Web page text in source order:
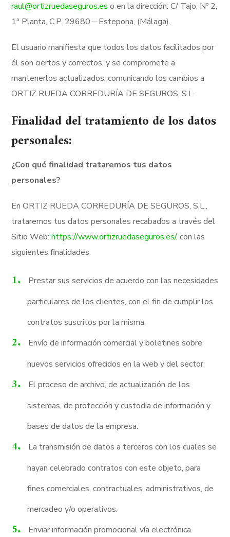
raul@ortizruedaseguros.es o en la dirección: C/ Tajo, Nº 2,
1ª Planta, C.P. 29680 – Estepona, (Málaga).
El usuario manifiesta que todos los datos facilitados por
él son ciertos y correctos, y se compromete a
mantenerlos actualizados, comunicando los cambios a
ORTIZ RUEDA CORREDURÍA DE SEGUROS, S.L.
Finalidad del tratamiento de los datos
personales:
¿Con qué finalidad trataremos tus datos
personales?
En ORTIZ RUEDA CORREDURÍA DE SEGUROS, S.L.,
trataremos tus datos personales recabados a través del
Sitio Web:https://www.ortizruedaseguros.es/, con las
siguientes finalidades:
Prestar sus servicios de acuerdo con las necesidades
particulares de los clientes, con el fin de cumplir los
contratos suscritos por la misma.
Envío de información comercial y boletines sobre
nuevos servicios ofrecidos en la web y del sector.
El proceso de archivo, de actualización de los
sistemas, de protección y custodia de información y
bases de datos de la empresa.
La transmisión de datos a terceros con los cuales se
hayan celebrado contratos con este objeto, para
fines comerciales, contractuales, administrativos, de
mercadeo y/o operativos.
Enviar información promocional vía electrónica.